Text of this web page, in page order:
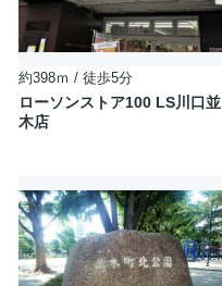
約398ｍ / 徒歩5分
ローソンストア100 LS川口並
木店